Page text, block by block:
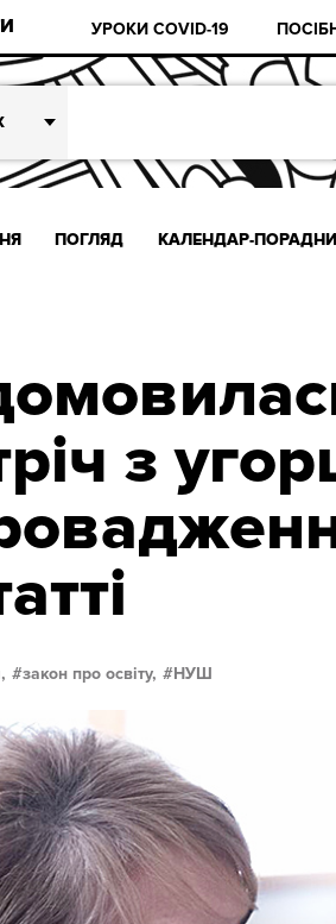
УРОКИ COVID-19
ПОГЛЯД КАЛЕНДАР-
з
закон про освіту, НУШ